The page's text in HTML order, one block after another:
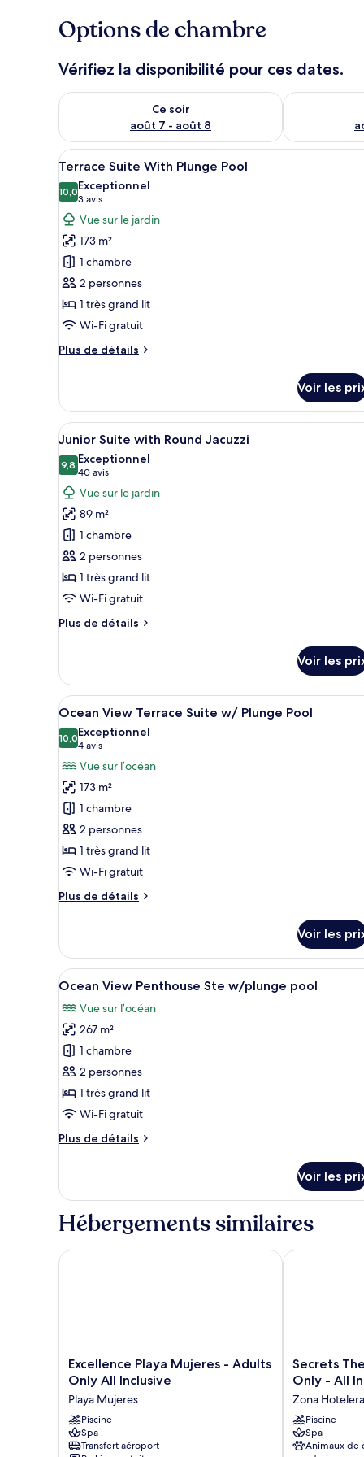
s
Options de chambre
Vérifiez la disponibilité pour ces dates.
Ce soir
août 7 - août 8
Vérifier la disponibilité pour ce soir août 7 - août 8
Vérifier la
Afficher
toutes
les
photos
pour
ce
type
de
chambre :
Terrace
Suite
Pool
Un espace extérieur
6
Terrace Suite With Plunge Pool
10,010,0 sur 10
Exceptionnel
3 avis
(3 avis)
Vue sur le jardin
173 m²
1 chambre
2 personnes
1 très grand lit
Wi-Fi gratuit
Plus de détails
Plus
le
type
de
chambre
Terrace
Suite
With
Plunge
Pool
Voir les
Afficher
toutes
les
photos
pour
ce
type
de
chambre :
Junior
Suite
Jacuzzi
Une chambre d’hôtel avec
5
Junior Suite with Round Jacuzzi
9,89,8 sur 10
Exceptionnel
40 avis
(40 avis)
Vue sur le jardin
89 m²
1 chambre
2 personnes
1 très grand lit
Wi-Fi gratuit
Plus de détails
Plus
le
type
de
chambre
Junior
Suite
with
Round
Jacuzzi
Voir les
Afficher
toutes
les
photos
pour
ce
type
de
chambre :
Ocean
View
w/
Plunge
Pool
Un jacuzzi sur le toit offrant
6
Ocean View Terrace Suite w/ Plunge Pool
10,010,0 sur 10
Exceptionnel
4 avis
(4 avis)
Vue sur l’océan
173 m²
1 chambre
2 personnes
1 très grand lit
Wi-Fi gratuit
Plus de détails
Plus
le
type
de
Ocean
View
Terrace
Suite
w/
Plunge
Pool
Voir les
Afficher
toutes
les
photos
pour
ce
type
de
chambre :
Ocean
Ste
w/plunge
Une chambre spacieuse
5
Ocean View Penthouse Ste w/plunge pool
Vue sur l’océan
267 m²
1 chambre
2 personnes
1 très grand lit
Wi-Fi gratuit
Plus de détails
Plus
le
type
de
Ocean
Voir les
Hébergements similaires
Excellence
Playa
Mujeres
-
Adults
Only
All
Excellence Playa Mujeres - Adults
Only All Inclusive
Playa Mujeres
Piscine
Spa
Transfert aéroport
Excellence Playa Mujeres - Adults Only All Inclusive
Secrets
The
Cancun
-
Adults
Only
Secrets
Only - All
Zona Hotelera
Piscine
Spa
Animaux de
Secrets The